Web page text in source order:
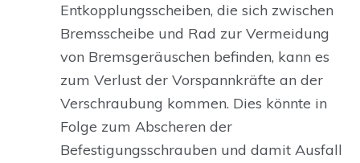
Entkopplungsscheiben, die sich zwischen
Bremsscheibe und Rad zur Vermeidung
von Bremsgeräuschen befinden, kann es
zum Verlust der Vorspannkräfte an der
Verschraubung kommen. Dies könnte in
Folge zum Abscheren der
Befestigungsschrauben und damit Ausfall